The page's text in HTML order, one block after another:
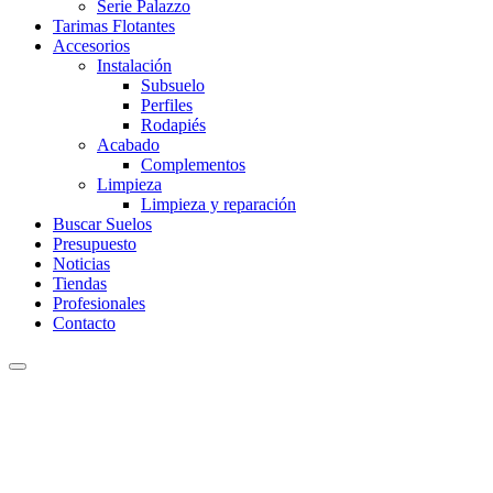
Serie Palazzo
Tarimas Flotantes
Accesorios
Instalación
Subsuelo
Perfiles
Rodapiés
Acabado
Complementos
Limpieza
Limpieza y reparación
Buscar Suelos
Presupuesto
Noticias
Tiendas
Profesionales
Contacto